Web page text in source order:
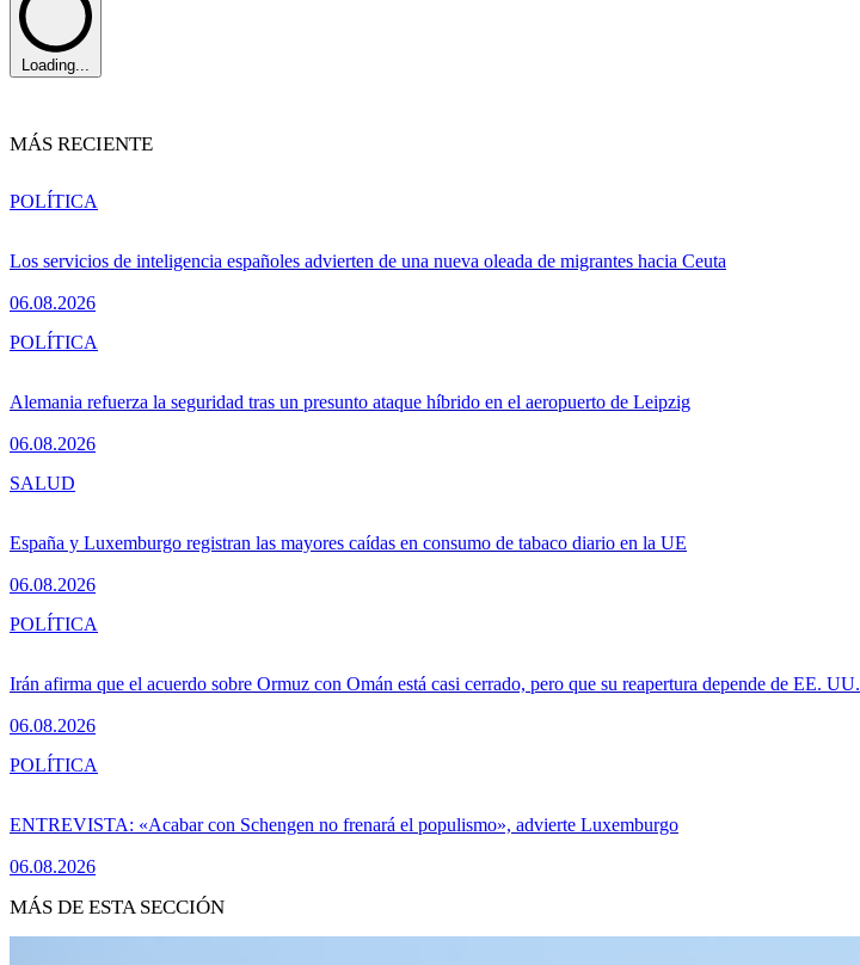
Loading...
MÁS RECIENTE
Los servicios de inteligencia españoles advierten de una nueva oleada de migrantes hacia Ceuta
06.08.2026
POLÍTICA
Alemania refuerza la seguridad tras un presunto ataque híbrido en el aeropuerto de Leipzig
06.08.2026
POLÍTICA
España y Luxemburgo registran las mayores caídas en consumo de tabaco diario en la UE
06.08.2026
SALUD
Irán afirma que el acuerdo sobre Ormuz con Omán está casi cerrado, pero que su reapertura depende de EE. UU.
06.08.2026
POLÍTICA
ENTREVISTA: «Acabar con Schengen no frenará el populismo», advierte Luxemburgo
06.08.2026
POLÍTICA
MÁS DE ESTA SECCIÓN